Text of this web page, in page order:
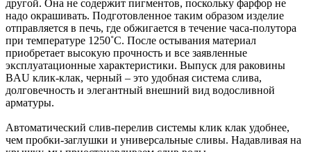
другой. Она не содержит пигментов, поскольку фарфор не
надо окрашивать. Подготовленное таким образом изделие
отправляется в печь, где обжигается в течение часа-полутора
при температуре 1250˚С. После остывания материал
приобретает высокую прочность и все заявленные
эксплуатационные характеристики. Выпуск для раковины
BAU клик-клак, черный – это удобная система слива,
долговечность и элегантный внешний вид водосливной
арматуры.
Автоматический слив-перелив системы клик клак удобнее,
чем пробки-заглушки и универсальные сливы. Надавливая на